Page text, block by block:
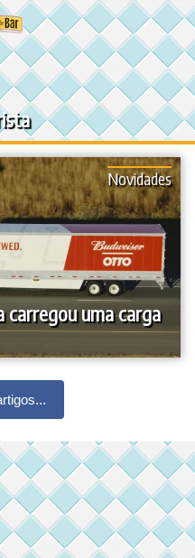
carregou uma carga
Novidades